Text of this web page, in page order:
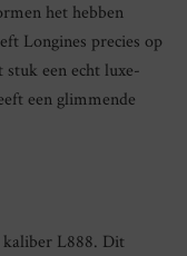
het hebben
Longines precies op
stuk een echt luxe-
een glimmende
kaliber L888. Dit